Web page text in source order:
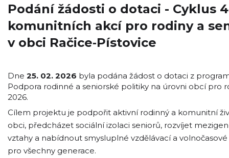
Podání žádosti o dotaci - Cyklus 4
komunitních akcí pro rodiny a
v obci Račice‑Pístovice
Dne 25. 02. 2026 byla podána žádost o dotaci z
Podpora rodinné a seniorské politiky na úrovni obcí pro
2026.
Cílem projektu je podpořit aktivní rodinný a komunitní
obci, předcházet sociální izolaci seniorů, rozvíjet
vztahy a nabídnout smysluplné vzdělávací a volnočasové
pro všechny generace.